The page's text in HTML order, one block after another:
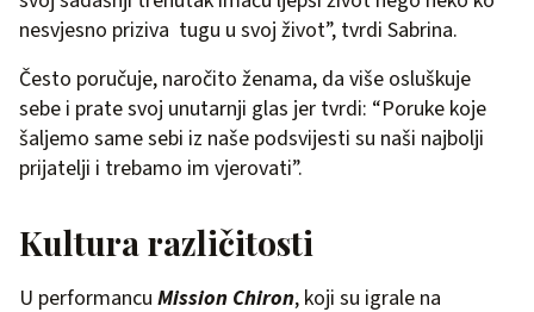
nesvjesno priziva tugu u svoj život”, tvrdi Sabrina.
Često poručuje, naročito ženama, da više osluškuje
sebe i prate svoj unutarnji glas jer tvrdi: “Poruke koje
šaljemo same sebi iz naše podsvijesti su naši najbolji
prijatelji i trebamo im vjerovati”.
Kultura različitosti
U performancu Mission Chiron, koji su igrale na